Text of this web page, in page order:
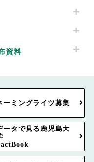
資料
ーミングライツ募集
ータで見る鹿児島大